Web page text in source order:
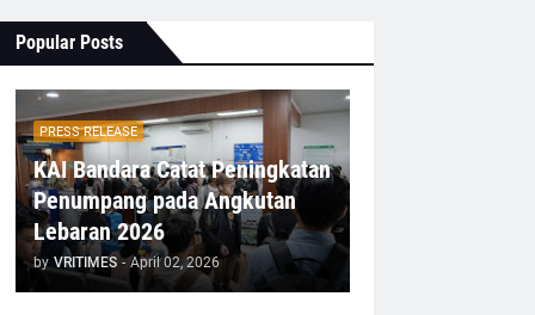
Popular Posts
PRESS RELEASE
KAI Bandara Catat Peningkatan
Penumpang pada Angkutan
Lebaran 2026
by VRITIMES - April 02, 2026